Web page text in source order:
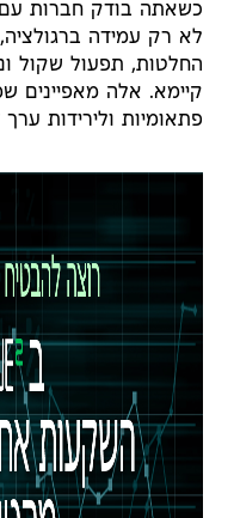
לא רק עמידה
החלטות, תפעול שקול
קיימא. אלה מאפיינים
פתאומיות ולירידות